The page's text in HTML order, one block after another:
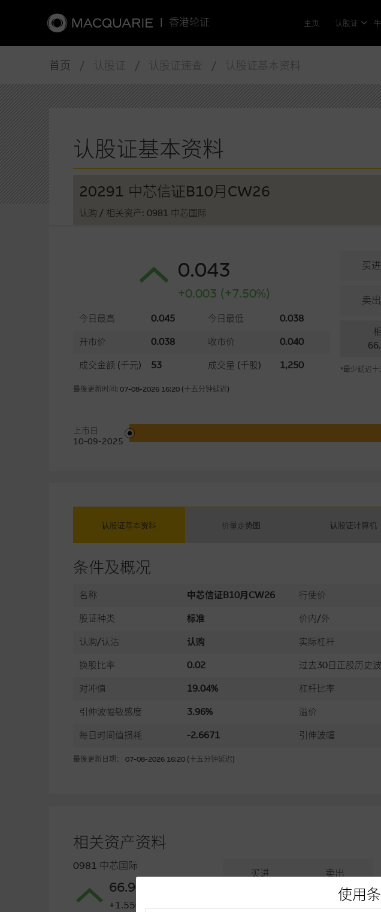
| 香港轮证 主页 认股证
首页 / 认股证 / 认股证速查 / 认股证基本资料
认股证基本资料
20291 中芯信证B10月CW26
认购 / 相关资产: 0981 中芯国际
0.043
+0.003 (+7.50%)
今日最高 0.045 今日最低
0.038
开市价
0.038 收市价
0.040
成交金额 (千元) 53 成交量 (千股) 1,250
最後更新时间: 07-08-2026 16:20 (十五分钟延迟)
买
卖
*最少延迟十
上市日
10-09-2025
认股证基本资料 价量走势图 认股证计算机
条件及概况
名称
中芯信证B10月CW26
股证种类
标准
认购/认沽
认购
换股比率
0.02
对冲值
19.04%
引伸波幅敏感度
3.96%
每日时间值损耗
-2.6671
行使价
价内/外
实际杠杆
过去30日正股历史
杠杆比率
溢价
引伸波幅
最後更新日期： 07-08-2026 16:20 (十五分钟延迟)
相关资产资料
0981 中芯国际
66.90
+1.550(+2.37%)
买进
卖出
66.95使用